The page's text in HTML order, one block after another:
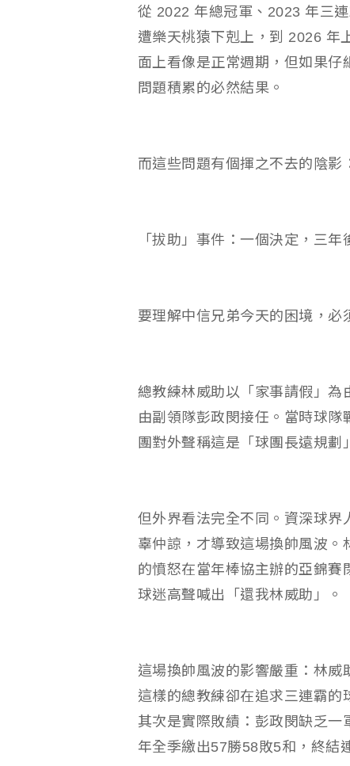
從 2022 年總冠軍、2023 年三
遭樂天桃猿下剋上，到 2026
面上看像是正常週期，但如果
問題積累的必然結果。
而這些問題有個揮之不去的陰影
「拔助」事件：一個決定，三年
要理解中信兄弟今天的困境，必
總教練林威助以「家事請假」為
由副領隊彭政閔接任。當時球
團對外聲稱這是「球團長遠規劃
但外界看法完全不同。資深球界
辜仲諒，才導致這場換帥風波
的憤怒在當年棒協主辦的亞錦
球迷高聲喊出「還我林威助」。
這場換帥風波的影響嚴重：林威
這樣的總教練卻在追求三連霸的
其次是實際敗績：彭政閔缺乏
年全季繳出57勝58敗5和，終結